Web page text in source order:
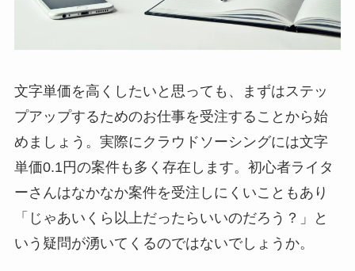
文字単価を高くしたいと思っても、まずはステッ
プアップするためのお仕事を受注することから始
めましょう。実際にクラウドソーシングには文字
単価0.1円の案件も多く存在します。初心者ライタ
ーさんはなかなか案件を受注しにくいこともあり
「じゃあいくら以上だったらいいのだろう？」と
いう疑問が湧いてくるのではないでしょうか。